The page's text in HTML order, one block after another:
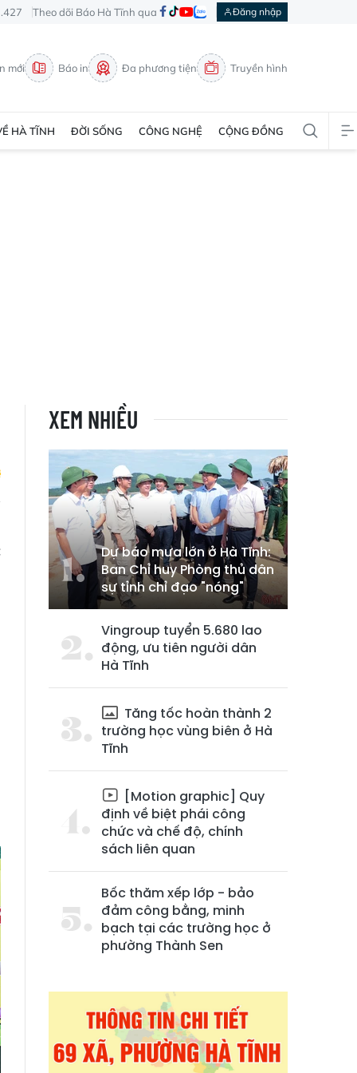
Theo dõi Báo Hà Tĩnh qua Đăng nhập
mới Báo in Đa phương tiện Truyền hình
HÀ TĨNH ĐỜI SỐNG CÔNG NGHỆ CỘNG ĐỒNG
XEM NHIỀU
Dự báo mưa lớn ở Hà Tĩnh:
Ban Chỉ huy Phòng thủ dân
sự tỉnh chỉ đạo "nóng"
Vingroup tuyển 5.680 lao
động, ưu tiên người dân
Hà Tĩnh
Tăng tốc hoàn thành 2
trường học vùng biên ở Hà
Tĩnh
[Motion graphic] Quy
định về biệt phái công
chức và chế độ, chính
sách liên quan
Bốc thăm xếp lớp - bảo
đảm công bằng, minh
bạch tại các trường học ở
phường Thành Sen